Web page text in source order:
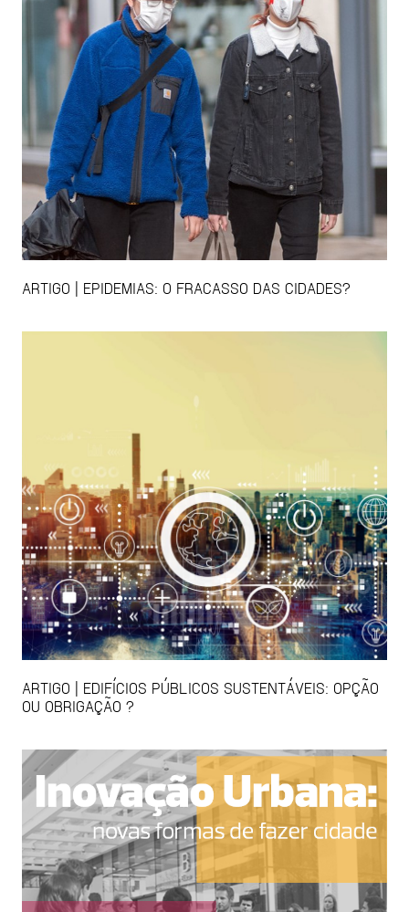
ARTIGO | EPIDEMIAS: O FRACASSO DAS CIDADES?
ARTIGO | EDIFÍCIOS PÚBLICOS SUSTENTÁVEIS: OPÇÃO
OU OBRIGAÇÃO ?